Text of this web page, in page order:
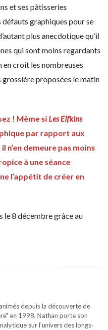
et ses pâtisseries
défauts graphiques pour se
plus anecdotique qu’il
qui sont moins regardants
en croit les nombreuses
grossière proposées le matin
! Même si Les Elfkins
par rapport aux
n’en demeure pas moins
à une séance
l’appétit de créer en
le 8 décembre grâce au
depuis la découverte de
en 1998, Nathan porte son
sur l'univers des longs-